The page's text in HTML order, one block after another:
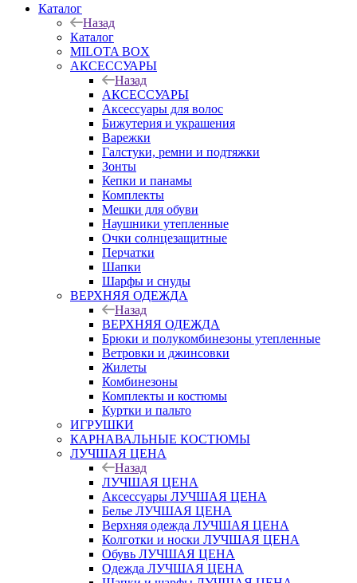
Каталог
Назад
Каталог
MILOTA BOX
АКСЕССУАРЫ
Назад
АКСЕССУАРЫ
Аксессуары для волос
Бижутерия и украшения
Варежки
Галстуки, ремни и подтяжки
Зонты
Кепки и панамы
Комплекты
Мешки для обуви
Наушники утепленные
Очки солнцезащитные
Перчатки
Шапки
Шарфы и снуды
ВЕРХНЯЯ ОДЕЖДА
Назад
ВЕРХНЯЯ ОДЕЖДА
Брюки и полукомбинезоны утепленные
Ветровки и джинсовки
Жилеты
Комбинезоны
Комплекты и костюмы
Куртки и пальто
ИГРУШКИ
КАРНАВАЛЬНЫЕ КОСТЮМЫ
ЛУЧШАЯ ЦЕНА
Назад
ЛУЧШАЯ ЦЕНА
Аксессуары ЛУЧШАЯ ЦЕНА
Белье ЛУЧШАЯ ЦЕНА
Верхняя одежда ЛУЧШАЯ ЦЕНА
Колготки и носки ЛУЧШАЯ ЦЕНА
Обувь ЛУЧШАЯ ЦЕНА
Одежда ЛУЧШАЯ ЦЕНА